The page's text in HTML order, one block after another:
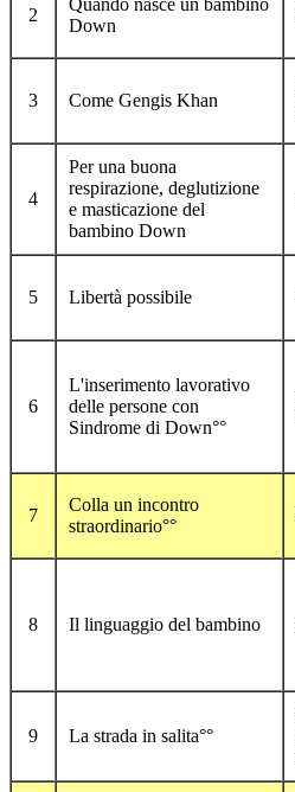
2
Down
3 Come Gengis Khan
4
Per una buona
respirazione, deglutizione
e masticazione del
bambino Down
5 Libertà possibile
6
L'inserimento lavorativo
delle persone con
Sindrome di Down°°
7
Colla un incontro
straordinario°°
8 Il linguaggio del bambino
9 La strada in salita°°